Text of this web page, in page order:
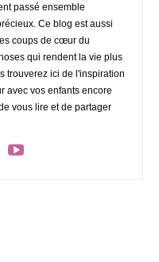
passé ensemble
Ce blog est aussi
coups de cœur du
qui rendent la vie plus
trouverez ici de l'inspiration
avec vos enfants encore
vous lire et de partager